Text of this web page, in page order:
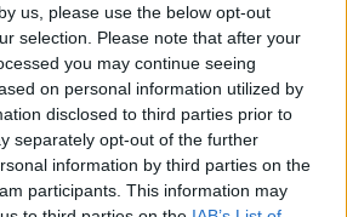
us, please use the below opt-out
selection. Please note that after your
you may continue seeing
on personal information utilized by
disclosed to third parties prior to
separately opt-out of the further
information by third parties on the
participants. This information may
egy nagy szupermarket, egy kisebb
egy hotel és lakások is szerepeltek a
2008-ban leálllították, majd 2011 júniusában
négyzetméteres központ